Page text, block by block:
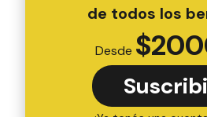
de todos los
Desde $